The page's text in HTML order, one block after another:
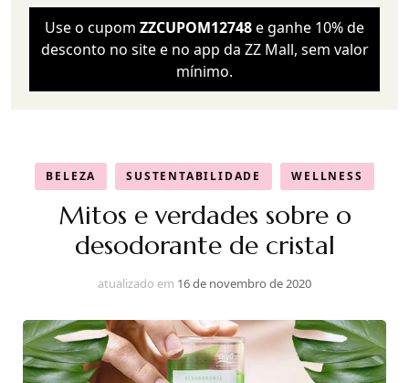
Use o cupom ZZCUPOM12748e ganhe 10% de
desconto no site e no app da ZZ Mall, sem valor
mínimo.
BELEZA SUSTENTABILIDADE WELLNESS
Mitos e verdades sobre o
desodorante de cristal
atualizado em 16 de novembro de 2020